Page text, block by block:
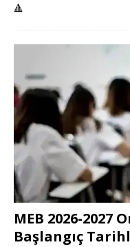
🔺
MEB 2026-2027
Başlangıç